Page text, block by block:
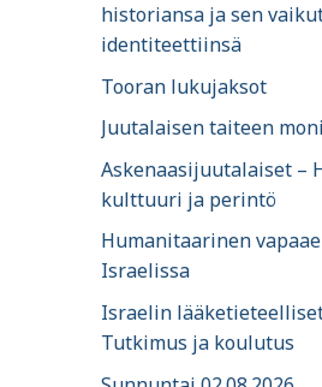
historiansa ja sen
identiteettiinsä
Tooran lukujaksot
Juutalaisen taiteen
Askenaasijuutalaiset –
kulttuuri ja perintö
Humanitaarinen
Israelissa
Israelin
Tutkimus ja koulutus